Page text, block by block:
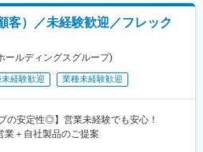
に資する活動
客メイン
阜、三重
回収・洗浄後再びレンタルすることで、地
流システムを構築し、物流コストの削減
客）／未経験歓迎／フレック
ールディングスグループ)
経験歓迎 業種未経験歓迎
の安定性◎】営業未経験でも安心！
業＋自社製品のご提案